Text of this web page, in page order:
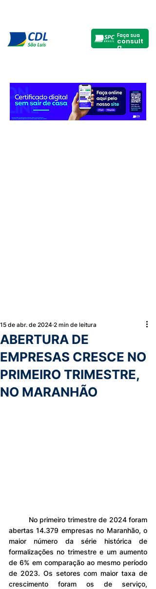
Faça sua
consult
a
ABERTURA DE
EMPRESAS CRESCE NO
PRIMEIRO TRIMESTRE,
NO MARANHÃO
15 de abr. de 2024 2 min de leitura
abertas 14.379 empresas no Maranhão, o
maior número da série histórica de
formalizações no trimestre e um aumento
de 6% em comparação ao mesmo período
de 2023. Os setores com maior taxa de
crescimento foram os de serviço,